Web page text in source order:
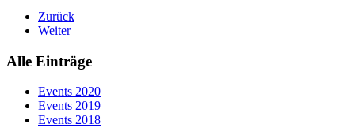
Zurück
Weiter
Alle Einträge
Events 2020
Events 2019
Events 2018